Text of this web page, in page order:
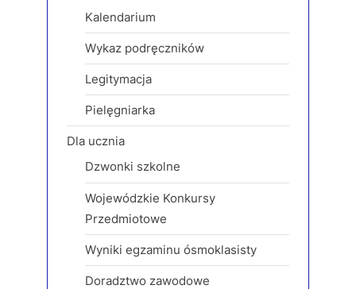
Kalendarium
Wykaz podręczników
Legitymacja
Pielęgniarka
Dla ucznia
Dzwonki szkolne
Wojewódzkie Konkursy
Przedmiotowe
Wyniki egzaminu ósmoklasisty
Doradztwo zawodowe